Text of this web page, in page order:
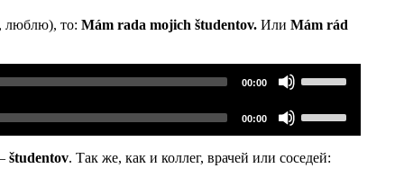
люблю), то: Mám rada mojich študentov. Или Mám rád
00:00
клавиши
вниз,
чтобы
увеличить
или
00:00
клавиши
вверх/
вниз,
študentov. Так же, как и коллег, врачей или соседей: